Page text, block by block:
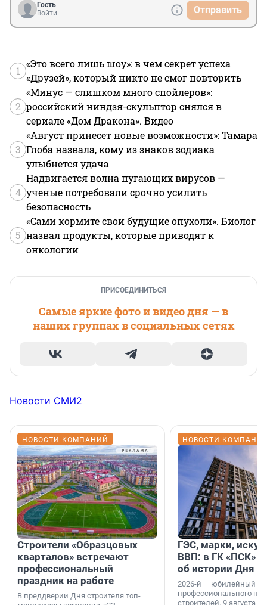
Гость
Войти
Отправить
1
«Это всего лишь шоу»: в чем секрет успеха
«Друзей», который никто не смог повторить
2
«Минус — слишком много спойлеров»:
российский ниндзя-скульптор снялся в
сериале «Дом Дракона». Видео
3
«Август принесет новые возможности»: Тамара
Глоба назвала, кому из знаков зодиака
улыбнется удача
4
Надвигается волна пугающих вирусов —
ученые потребовали срочно усилить
безопасность
5
«Сами кормите свои будущие опухоли». Биолог
назвал продукты, которые приводят к
онкологии
ПРИСОЕДИНИТЬСЯ
Самые яркие фото и видео дня — в
наших группах в социальных сетях
Новости СМИ2
НОВОСТИ КОМПАНИЙ
Строители «Образцовых
кварталов» встречают
профессиональный
праздник на работе
В преддверии Дня строителя топ-
НОВОСТИ
ГЭС, марки,
ВВП: в ГК «ПСК»
об истории Дня
2026-й — юбилейный
профессионального
строителей. 9 августа